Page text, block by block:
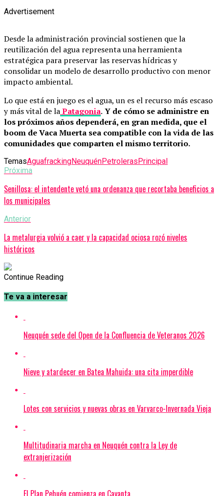
Advertisement
Desde la administración provincial sostienen que la
reutilización del agua representa una herramienta
estratégica para preservar las reservas hídricas y
consolidar un modelo de desarrollo productivo con menor
impacto ambiental.
Lo que está en juego es el agua, un es el recurso más escaso
y más vital de laPatagonia. Y de cómo se administre en
los próximos años dependerá, en gran medida, que el
boom de Vaca Muerta sea compatible con la vida de las
comunidades que comparten el mismo territorio.
TemasAguafrackingNeuquénPetroleras Principal
Próxima
Senillosa: el intendente vetó una ordenanza que recortaba beneficios a
los municipales
Anterior
La metalurgia volvió a caer y la capacidad ociosa rozó niveles
históricos
Continue Reading
Te va a interesar
Neuquén sede del Open de la Confluencia de Veteranos 2026
Nieve y atardecer en Batea Mahuida: una cita imperdible
Lotes con servicios y nuevas obras en Varvarco-Invernada Vieja
Multitudinaria marcha en Neuquén contra la Ley de
extranjerización
El Plan Pehuén comienza en Cayanta